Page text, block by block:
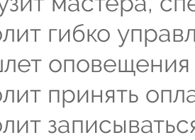
гибко
оповещения
принять